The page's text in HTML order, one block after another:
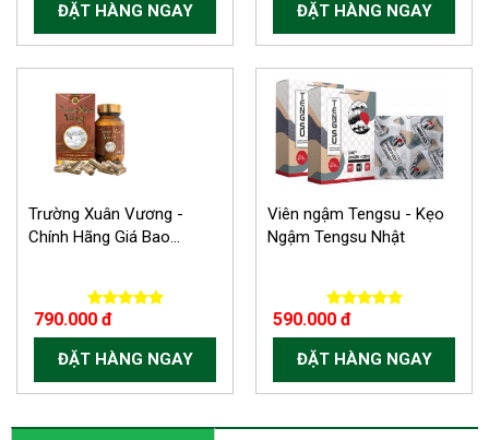
ĐẶT HÀNG NGAY ĐẶT HÀNG NGAY
Trường Xuân Vương -
Chính Hãng Giá Bao...
790.000 đ
ĐẶT HÀNG NGAY
Viên ngậm Tengsu - Kẹo
Ngậm Tengsu Nhật
590.000 đ
ĐẶT HÀNG NGAY